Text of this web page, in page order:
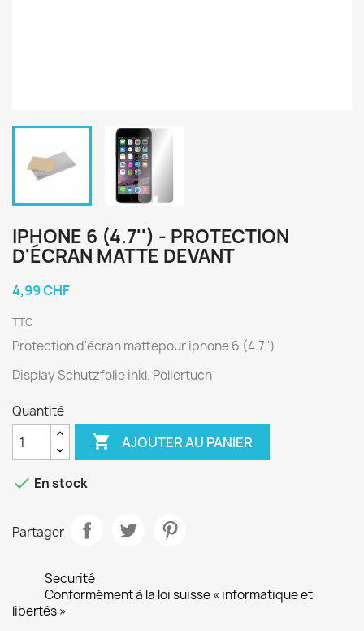
IPHONE 6 (4.7'') - PROTECTION
D'ÉCRAN MATTE DEVANT
4,99 CHF
TTC
Protection d'écran mattepour iphone 6 (4.7'')
Display Schutzfolie inkl. Poliertuch
Quantité
 AJOUTER AU PANIER
 En stock
Partager
Securité
Conformément à la loi suisse « informatique et
libertés »